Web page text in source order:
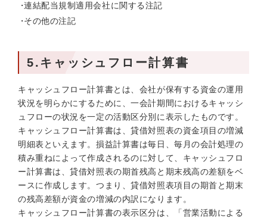
連結配当規制適用会社に関する注記
その他の注記
5.キャッシュフロー計算書
キャッシュフロー計算書とは、会社が保有する資金の運用
状況を明らかにするために、一会計期間におけるキャッシ
ュフローの状況を一定の活動区分別に表示したものです。
キャッシュフロー計算書は、貸借対照表の資金項目の増減
明細表といえます。損益計算書は毎日、毎月の会計処理の
積み重ねによって作成されるのに対して、キャッシュフロ
ー計算書は、貸借対照表の期首残高と期末残高の差額をベ
ースに作成します。つまり、貸借対照表項目の期首と期末
の残高差額が資金の増減の内訳になります。
キャッシュフロー計算書の表示区分は、「営業活動による